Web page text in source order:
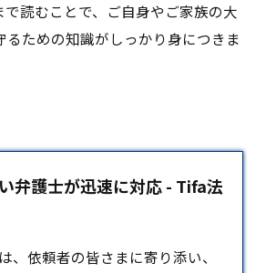
で読むことで、ご自身やご家族の大
るための知識がしっかり身につきま
弁護士が迅速に対応 - Tifa法
、依頼者の皆さまに寄り添い、